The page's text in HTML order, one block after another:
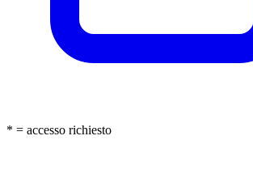
* = accesso richiesto